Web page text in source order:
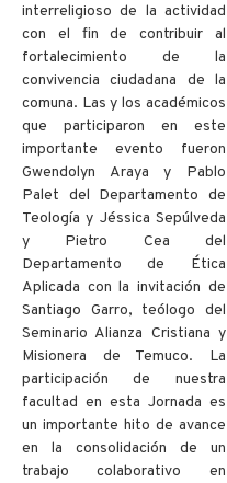
interreligioso de la actividad
con el fin de contribuir al
fortalecimiento de la
convivencia ciudadana de la
comuna. Las y los académicos
que participaron en este
importante evento fueron
Gwendolyn Araya y Pablo
Palet del Departamento de
Teología y Jéssica Sepúlveda
y Pietro Cea del
Departamento de Ética
Aplicada con la invitación de
Santiago Garro, teólogo del
Seminario Alianza Cristiana y
Misionera de Temuco. La
participación de nuestra
facultad en esta Jornada es
un importante hito de avance
en la consolidación de un
trabajo colaborativo en